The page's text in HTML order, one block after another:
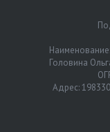
Головина
Адрес: